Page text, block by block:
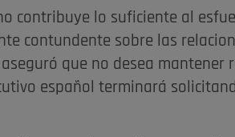
contribuye lo suficiente al
contundente sobre las
que no desea mantener
español terminará